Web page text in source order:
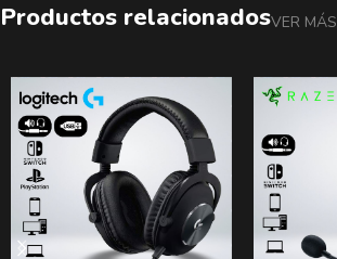
Productos relacionadosVER MÁS